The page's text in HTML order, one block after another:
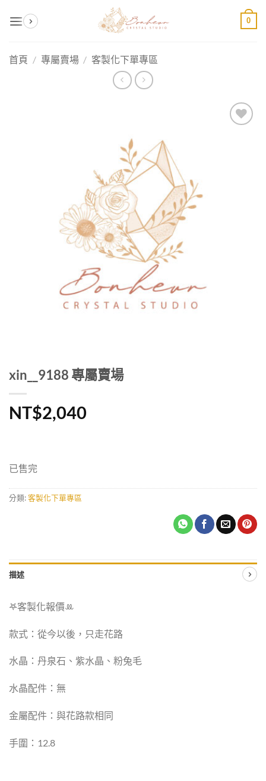
0
首頁 / 專屬賣場 / 客製化下單專區
xin__9188 專屬賣場
NT$2,040
已售完
分類:客製化下單專區
描述
𖤐客製化報價‪ꔛ
款式：從今以後，只走花路
水晶：丹泉石、紫水晶、粉兔毛
水晶配件：無
金屬配件：與花路款相同
手圍：12.8